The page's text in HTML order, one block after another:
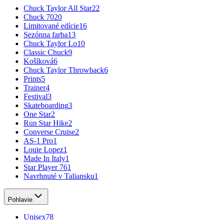
Chuck Taylor All Star22
Chuck 7020
Limitované edície16
Sezónna farba13
Chuck Taylor Lo10
Classic Chuck9
Košíková6
Chuck Taylor Throwback6
Prints5
Trainer4
Festival3
Skateboarding3
One Star2
Run Star Hike2
Converse Cruise2
AS-1 Pro1
Louie Lopez1
Made In Italy1
Star Player 761
Navrhnuté v Taliansku1
Pohlavie
Unisex78